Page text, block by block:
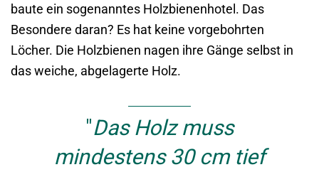
baute ein sogenanntes Holzbienenhotel. Das
Besondere daran? Es hat keine vorgebohrten
Löcher. Die Holzbienen nagen ihre Gänge selbst in
das weiche, abgelagerte Holz.
Das Holz muss
mindestens 30 cm tief